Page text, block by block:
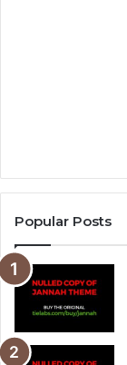
Popular Posts